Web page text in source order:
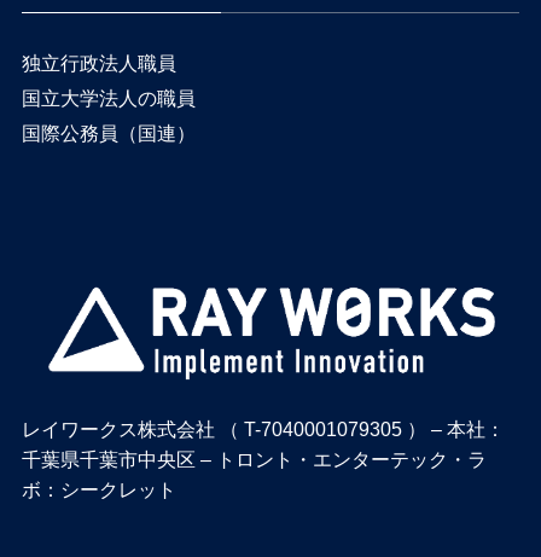
独立行政法人職員
国立大学法人の職員
国際公務員（国連）
レイワークス株式会社 （ T-7040001079305 ） – 本社：
千葉県千葉市中央区 – トロント・エンターテック・ラ
ボ：シークレット